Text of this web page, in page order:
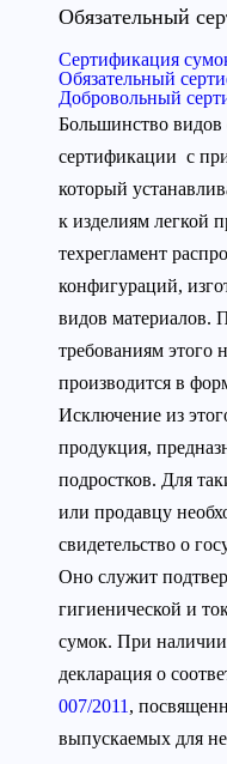
Обязательный
Сертификация
Обязательный
Добровольный
Большинство
сертификации с
который
к изделиям легкой
техрегламент
конфигураций,
видов материалов.
требованиям этого
производится в
Исключение из
продукция,
подростков. Для
или продавцу
свидетельство о
Оно служит
гигиенической и
сумок. При наличии
декларация о
007/2011 ,
выпускаемых для